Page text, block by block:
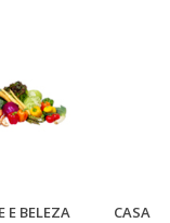
E BELEZA CASA